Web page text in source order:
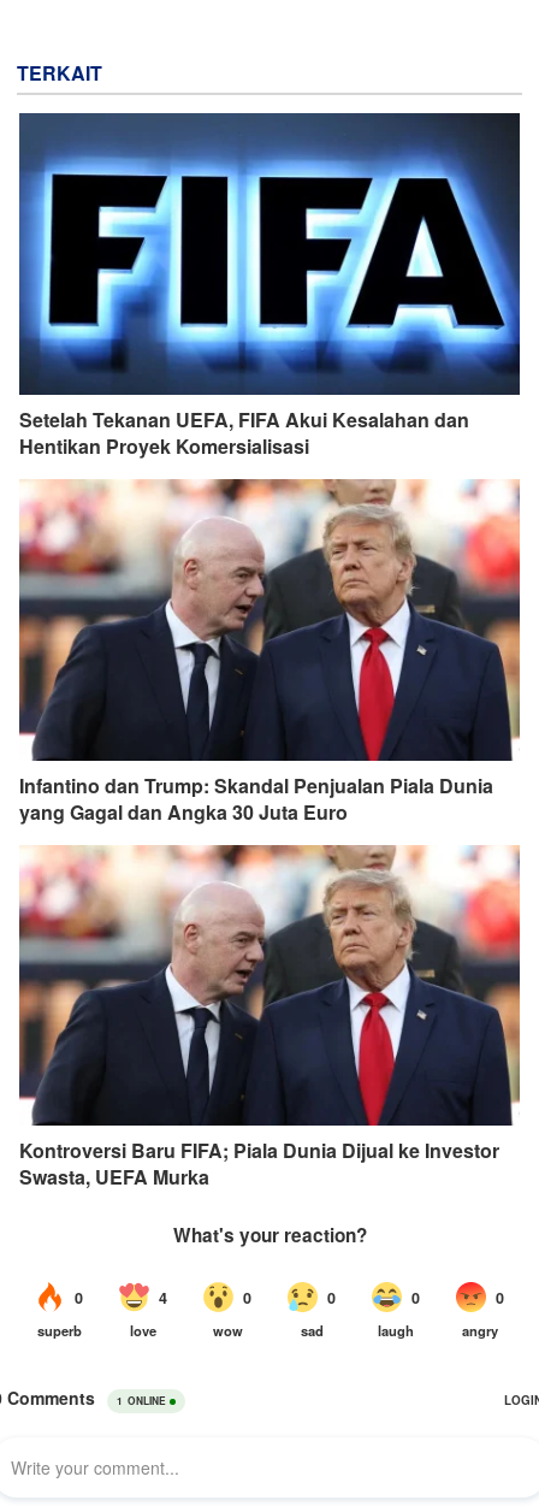
TERKAIT
Setelah Tekanan UEFA, FIFA Akui Kesalahan dan
Hentikan Proyek Komersialisasi
Infantino dan Trump: Skandal Penjualan Piala Dunia
yang Gagal dan Angka 30 Juta Euro
Kontroversi Baru FIFA; Piala Dunia Dijual ke Investor
Swasta, UEFA Murka